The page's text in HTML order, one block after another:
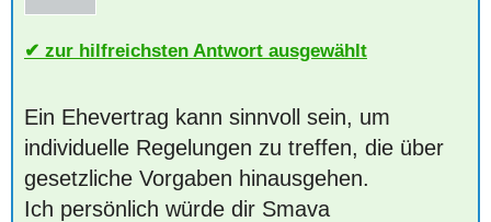
zur hilfreichsten Antwort ausgewählt
Ein Ehevertrag kann sinnvoll sein, um
individuelle Regelungen zu treffen, die über
gesetzliche Vorgaben hinausgehen.
Ich persönlich würde dir Smava